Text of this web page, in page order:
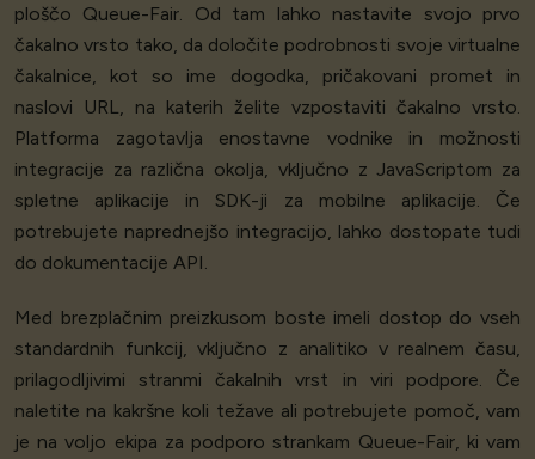
ploščo Queue-Fair. Od tam lahko nastavite svojo prvo
čakalno vrsto tako, da določite podrobnosti svoje virtualne
čakalnice, kot so ime dogodka, pričakovani promet in
naslovi URL, na katerih želite vzpostaviti čakalno vrsto.
Platforma zagotavlja enostavne vodnike in možnosti
integracije za različna okolja, vključno z JavaScriptom za
spletne aplikacije in SDK-ji za mobilne aplikacije. Če
potrebujete naprednejšo integracijo, lahko dostopate tudi
do dokumentacije API.
Med brezplačnim preizkusom boste imeli dostop do vseh
standardnih funkcij, vključno z analitiko v realnem času,
prilagodljivimi stranmi čakalnih vrst in viri podpore. Če
naletite na kakršne koli težave ali potrebujete pomoč, vam
je na voljo ekipa za podporo strankam Queue-Fair, ki vam